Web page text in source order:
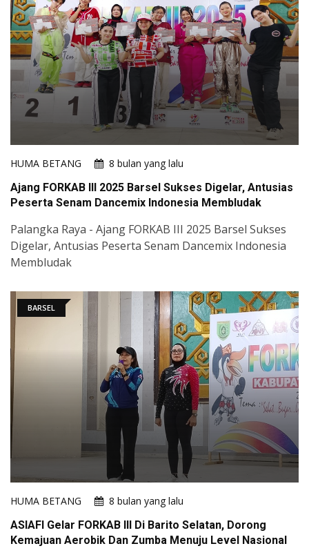
HUMA BETANG
8 bulan yang lalu
Ajang FORKAB III 2025 Barsel Sukses Digelar, Antusias
Peserta Senam Dancemix Indonesia Membludak
Palangka Raya - Ajang FORKAB III 2025 Barsel Sukses
Digelar, Antusias Peserta Senam Dancemix Indonesia
Membludak
BARSEL
HUMA BETANG
8 bulan yang lalu
ASIAFI Gelar FORKAB III Di Barito Selatan, Dorong
Kemajuan Aerobik Dan Zumba Menuju Level Nasional